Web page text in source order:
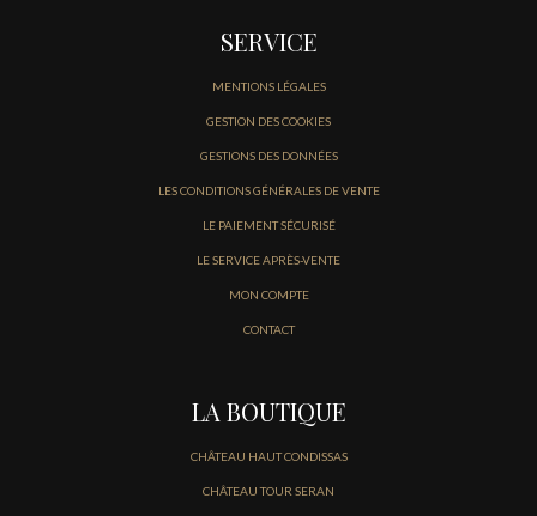
SERVICE
MENTIONS LÉGALES
GESTION DES COOKIES
GESTIONS DES DONNÉES
LES CONDITIONS GÉNÉRALES DE VENTE
LE PAIEMENT SÉCURISÉ
LE SERVICE APRÈS-VENTE
MON COMPTE
CONTACT
LA BOUTIQUE
CHÂTEAU HAUT CONDISSAS
CHÂTEAU TOUR SERAN